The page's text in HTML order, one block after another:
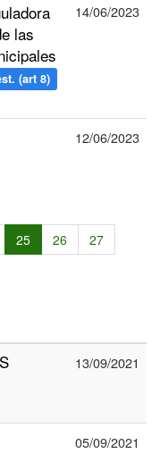
las
(art 8)
14/06/2023
12/06/2023
25 26
27
13/09/2021
05/09/2021